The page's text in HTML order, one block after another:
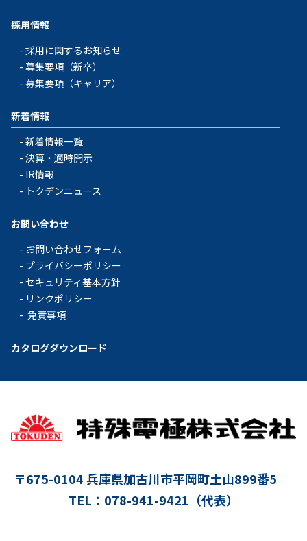
採用情報
採用に関するお知らせ
募集要項（新卒）
募集要項（キャリア）
新着情報
新着情報一覧
決算・適時開示
IR情報
トクデンニュース
お問い合わせ
お問い合わせフォーム
プライバシーポリシー
セキュリティ基本方針
リンクポリシー
免責事項
カタログダウンロード
〒675-0104 兵庫県加古川市平岡町土山899番5
TEL：078-941-9421（代表）